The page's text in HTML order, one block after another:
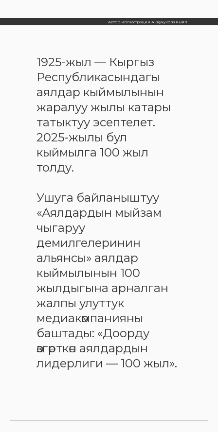
Автор иллюстрации Аккучукова Кыял
1925-жыл — Кыргыз
Республикасындагы
аялдар кыймылынын
жаралуу жылы катары
татыктуу эсептелет.
2025-жылы бул
кыймылга 100 жыл
толду.
Ушуга байланыштуу
«Аялдардын мыйзам
чыгаруу
демилгелеринин
альянсы» аялдар
кыймылынын 100
жылдыгына арналган
жалпы улуттук
медиакөмпанияны
баштады: «Доорду
өзгөрткөн аялдардын
лидерлиги — 100 жыл».